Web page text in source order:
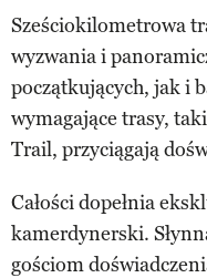
Sześciokilometrowa
wyzwania i
początkujących, jak i
wymagające trasy,
Trail, przyciągają
Całości dopełnia
kamerdynerski.
gościom